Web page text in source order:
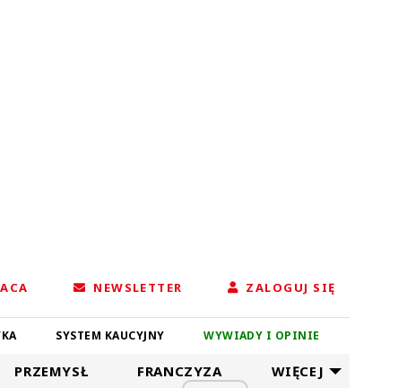
NEWSLETTER ZALOGUJ SIĘ
SYSTEM KAUCYJNY WYWIADY I OPINIE
PRZEMYSŁ FRANCZYZA WIĘCEJ